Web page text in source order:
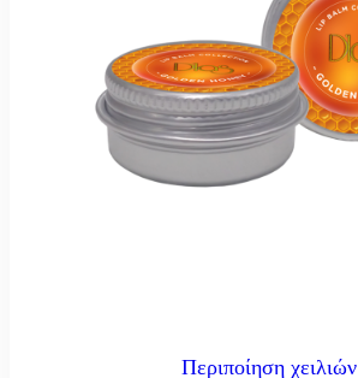
Περιποίηση χειλιών